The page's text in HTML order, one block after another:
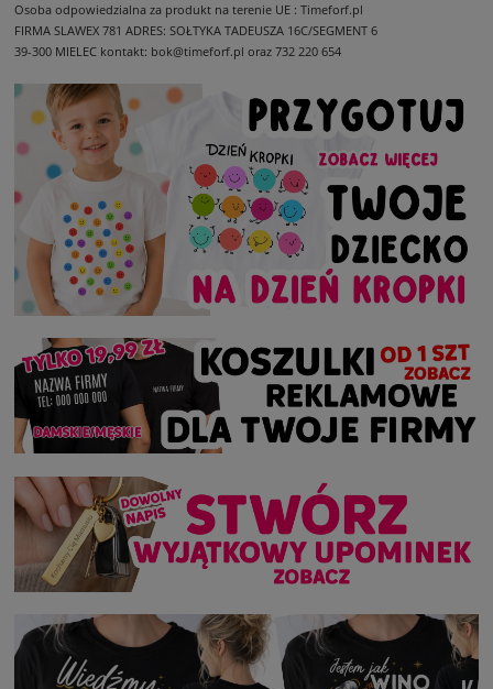
Osoba odpowiedzialna za produkt na terenie UE : Timeforf.pl
FIRMA SLAWEX 781 ADRES: SOŁTYKA TADEUSZA 16C/SEGMENT 6
39-300 MIELEC kontakt: bok@timeforf.pl oraz 732 220 654